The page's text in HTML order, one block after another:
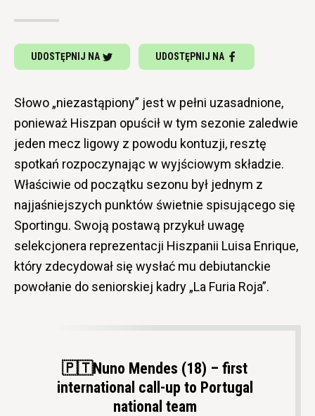
UDOSTĘPNIJ NA UDOSTĘPNIJ NA
Słowo „niezastąpiony” jest w pełni uzasadnione,
ponieważ Hiszpan opuścił w tym sezonie zaledwie
jeden mecz ligowy z powodu kontuzji, resztę
spotkań rozpoczynając w wyjściowym składzie.
Właściwie od początku sezonu był jednym z
najjaśniejszych punktów świetnie spisującego się
Sportingu. Swoją postawą przykuł uwagę
selekcjonera reprezentacji Hiszpanii Luisa Enrique,
który zdecydował się wysłać mu debiutanckie
powołanie do seniorskiej kadry „La Furia Roja”.
🇵🇹Nuno Mendes (18) – first
international call-up to Portugal
national team